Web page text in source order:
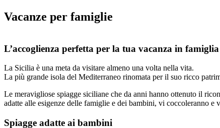
Vacanze per famiglie
L’accoglienza perfetta per la tua vacanza in
La Sicilia è una meta da visitare almeno una volta nella vita.
La più grande isola del Mediterraneo rinomata per il suo ricco
Le meravigliose spiagge siciliane che da anni hanno ottenuto il
adatte alle esigenze delle famiglie e dei bambini, vi coccoleranno
Spiagge adatte ai bambini